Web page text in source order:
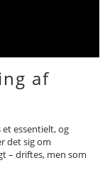
af
et essentielt, og
det sig om
– driftes, men som